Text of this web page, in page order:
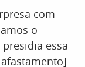
com
o
essa